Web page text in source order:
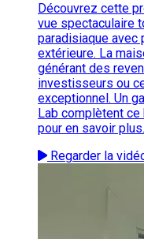
Découvrez cette
vue spectaculaire
paradisiaque avec
extérieure. La
générant des
investisseurs ou
exceptionnel. Un
Lab complètent
pour en savoir plus.
Regarder la